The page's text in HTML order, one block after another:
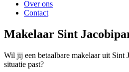
Over ons
Contact
Makelaar Sint
Wil jij een betaalbare makelaar uit Sint
situatie past?